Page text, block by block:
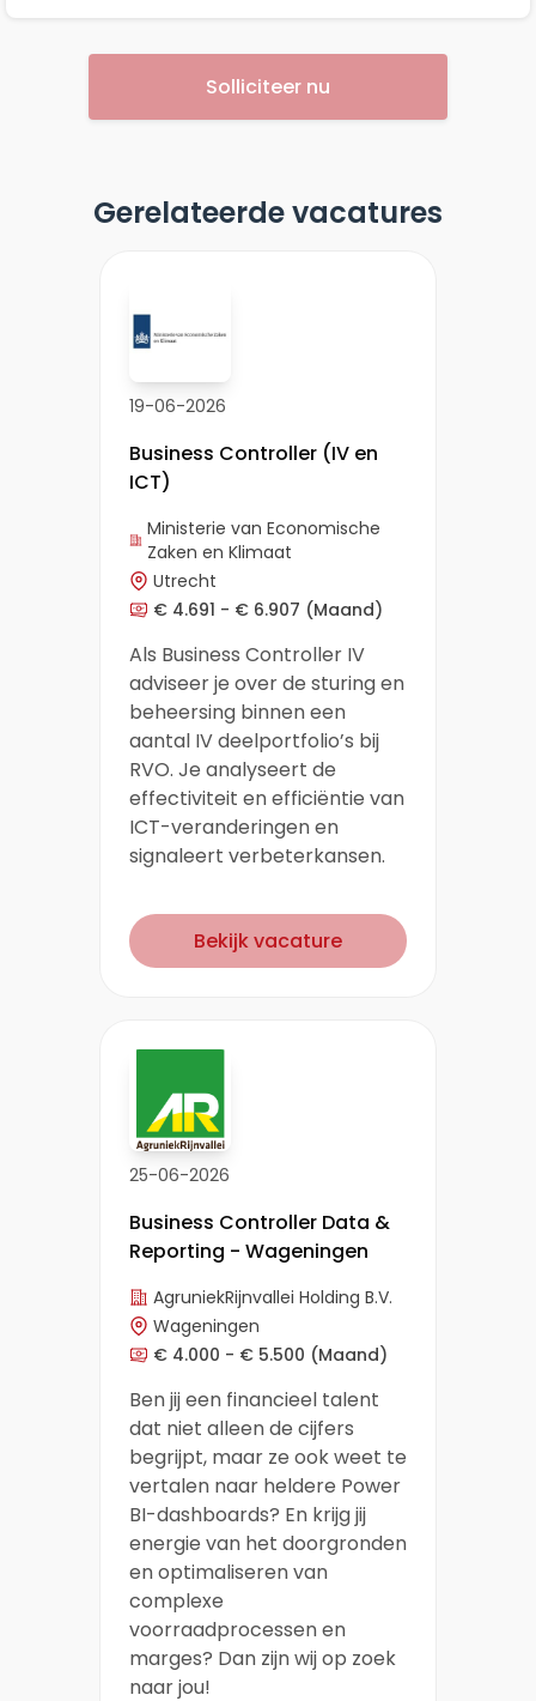
Solliciteer nu
Gerelateerde vacatures
19-06-2026
Business Controller (IV en
ICT)
Ministerie van Economische
Zaken en Klimaat
Utrecht
€ 4.691 - € 6.907 (Maand)
Als Business Controller IV
adviseer je over de sturing en
beheersing binnen een
aantal IV deelportfolio’s bij
RVO. Je analyseert de
effectiviteit en efficiëntie van
ICT-veranderingen en
signaleert verbeterkansen.
Bekijk vacature
25-06-2026
Business Controller Data &
Reporting - Wageningen
AgruniekRijnvallei Holding B.V.
Wageningen
€ 4.000 - € 5.500 (Maand)
Ben jij een financieel talent
dat niet alleen de cijfers
begrijpt, maar ze ook weet te
vertalen naar heldere Power
BI-dashboards? En krijg jij
energie van het doorgronden
en optimaliseren van
complexe
voorraadprocessen en
marges? Dan zijn wij op zoek
naar jou!